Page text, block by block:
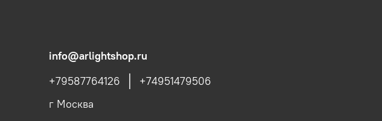
info@arlightshop.ru
+79587764126
+74951479506
г Москва